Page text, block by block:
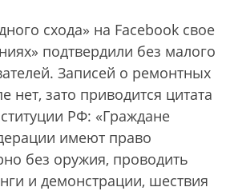
схода» на Facebook свое
подтвердили без малого
Записей о ремонтных
нет, зато приводится цитата
РФ: «Граждане
имеют право
без оружия, проводить
и демонстрации, шествия